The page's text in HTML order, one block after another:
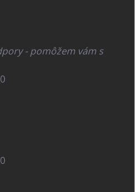
- pomôžem vám s